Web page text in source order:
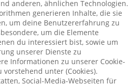
anderen, ähnlichen Technologien.
generieren Inhalte, die sie
um deine Benutzererfahrung zu
um die Elemente
du interessiert bist, sowie um
unserer Dienste zu
Informationen zu unserer Cookie-
unter (Cookies).
Social-Media-Webseiten für